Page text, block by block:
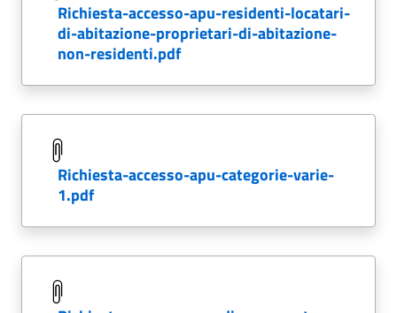
richiesta-accesso-apu-residenti-locatari-
di-abitazione-proprietari-di-abitazione-
non-residenti.pdf
richiesta-accesso-apu-categorie-varie-
1.pdf